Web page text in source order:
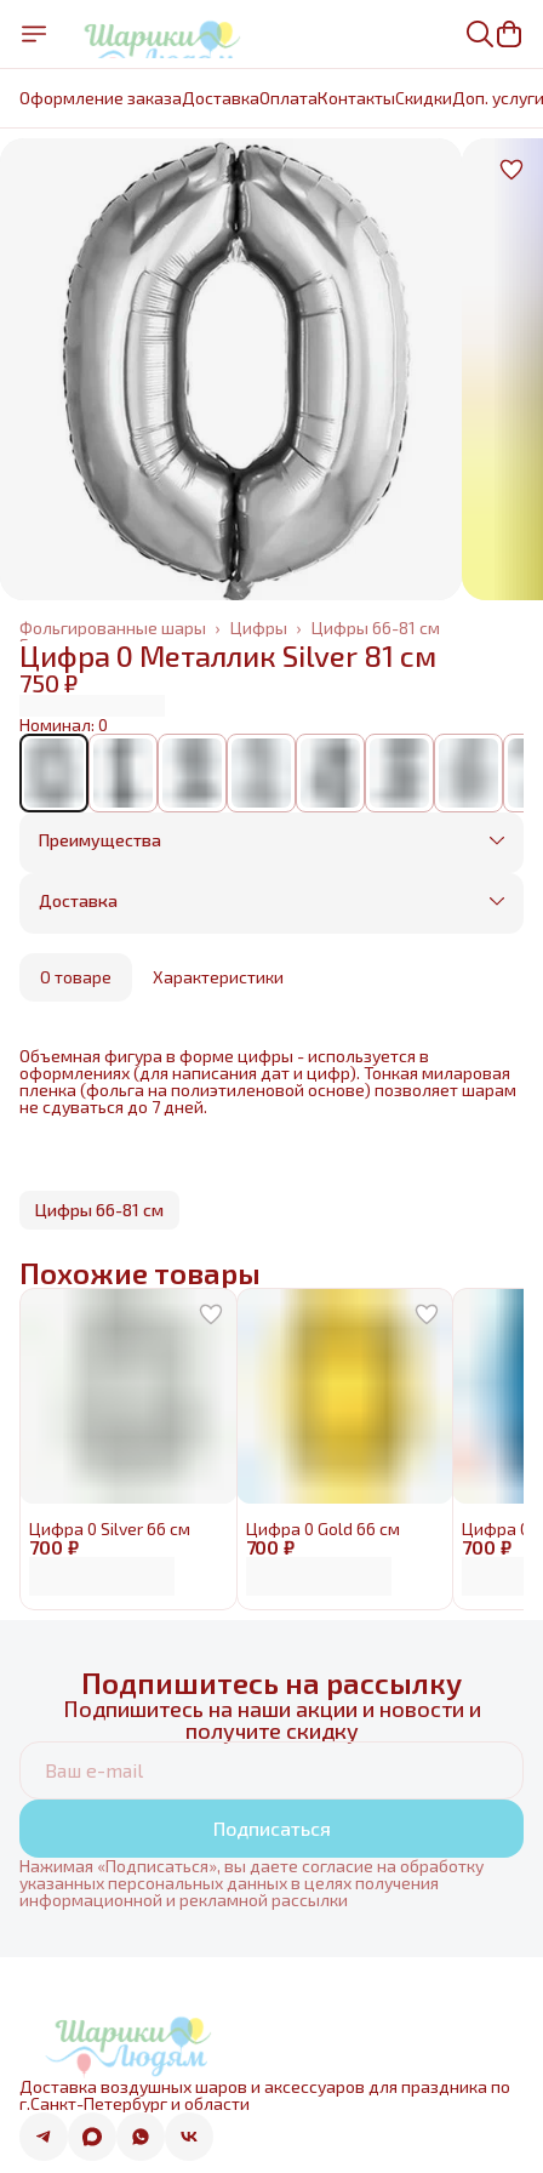
Оформление заказаДоставкаОплатаКонтактыCкидкиДоп. услуги
Цифры 66-81 см
Цифры ›
Фольгированные шары ›
Главная
Цифра 0 Металлик Silver 81 см
750 ₽
Номинал: 0
Преимущества
Оплата частями в Сплит
Бесплатная доставка в пределах КАД
маркетплейса
Доставка
О товаре Характеристики
Объемная фигура в форме цифры - используется в
оформлениях (для написания дат и цифр). Тонкая миларовая
пленка (фольга на полиэтиленовой основе) позволяет шарам
не сдуваться до 7 дней.
Цифры 66-81 см
Похожие товары
700 ₽
Цифра 0 Silver 66 см
700 ₽
Цифра 0 Gold 66 см
700 ₽
Цифра 0
Подпишитесь на рассылку
Подпишитесь на наши акции и новости и
получите скидку
Подписаться
Нажимая «Подписаться», вы даете согласие на обработку
указанных персональных данных в целях получения
информационной и рекламной рассылки
Доставка воздушных шаров и аксессуаров для праздника по
г.Санкт-Петербург и области